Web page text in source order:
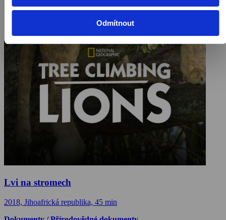
Odmítnout
Lvi na stromech
2018, Jihoafrická republika, 45 min